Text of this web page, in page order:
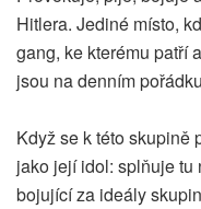
Hitlera. Jediné místo,
gang, ke kterému patří
jsou na denním
Když se k této skupině
jako její idol: splňuje
bojující za ideály